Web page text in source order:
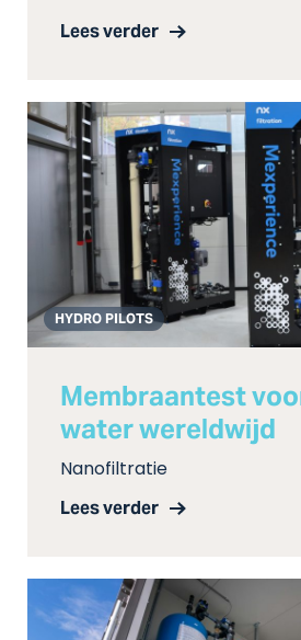
Lees verder
HYDRO PILOTS
Membraantest
water wereldwijd
Nanofiltratie
Lees verder